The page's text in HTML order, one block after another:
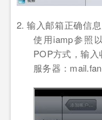
2. 输入邮箱正确信
使用iamp参照
POP方式，输
服务器：